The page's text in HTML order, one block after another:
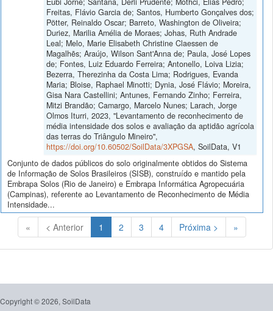
Freitas, Flávio Garcia de; Santos, Humberto Gonçalves dos;
Pötter, Reinaldo Oscar; Barreto, Washington de Oliveira;
Duriez, Marilia Amélia de Moraes; Johas, Ruth Andrade
Leal; Melo, Marie Elisabeth Christine Claessen de
Magalhẽs; Araújo, Wilson Sant'Anna de; Paula, José Lopes
de; Fontes, Luiz Eduardo Ferreira; Antonello, Loiva Lizia;
Bezerra, Therezinha da Costa Lima; Rodrigues, Evanda
Maria; Bloise, Raphael Minotti; Dynia, José Flávio; Moreira,
Gisa Nara Castellini; Antunes, Fernando Zinho; Ferreira,
Mitzi Brandão; Camargo, Marcelo Nunes; Larach, Jorge
Olmos Iturri, 2023, "Levantamento de reconhecimento de
média intensidade dos solos e avaliação da aptidão agrícola
das terras do Triângulo Mineiro",
https://doi.org/10.60502/SoilData/3XPGSA, SoilData, V1
Conjunto de dados públicos do solo originalmente obtidos do Sistema
de Informação de Solos Brasileiros (SISB), construído e mantido pela
Embrapa Solos (Rio de Janeiro) e Embrapa Informática Agropecuária
(Campinas), referente ao Levantamento de Reconhecimento de Média
Intensidade...
« < Anterior 1 (Atual)
2 3 4 Próxima > »
Copyright © 2026, SoilData